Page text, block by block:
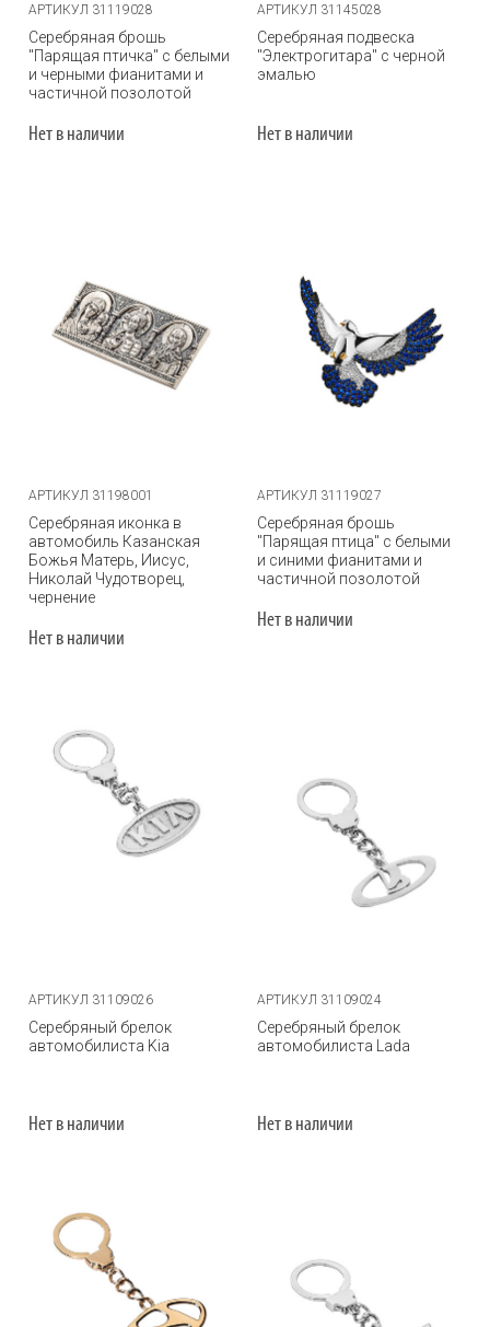
АРТИКУЛ 31119028
Серебряная брошь
"Парящая птичка" с белыми
и черными фианитами и
частичной позолотой
Нет в наличии
АРТИКУЛ 31145028
Серебряная подвеска
"Электрогитара" с черной
эмалью
Нет в наличии
АРТИКУЛ 31198001
Серебряная иконка в
автомобиль Казанская
Божья Матерь, Иисус,
Николай Чудотворец,
чернение
Нет в наличии
АРТИКУЛ 31119027
Серебряная брошь
"Парящая птица" с белыми
и синими фианитами и
частичной позолотой
Нет в наличии
АРТИКУЛ 31109026
Серебряный брелок
автомобилиста Kia
Нет в наличии
АРТИКУЛ 31109024
Серебряный брелок
автомобилиста Lada
Нет в наличии